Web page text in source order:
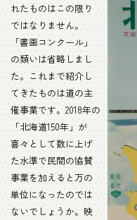
れたものはこの限り
ではなりません。
「書画コンクール」
の類いは省略しまし
た。これまで紹介し
てきたものは道の主
催事業です。2018年の
「北海道150年」が
喜々として数に上げ
た水準で民間の協賛
事業を加えると万の
単位になったのでは
ないでしょうか。映